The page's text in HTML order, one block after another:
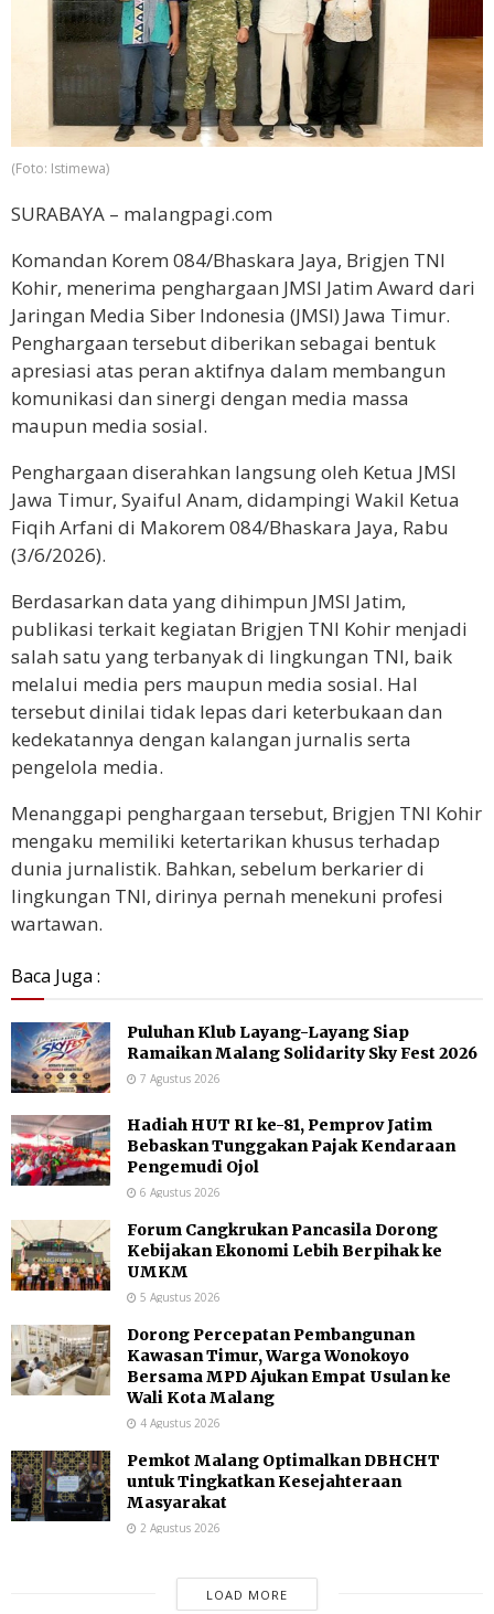
(Foto: Istimewa)
SURABAYA – malangpagi.com
Komandan Korem 084/Bhaskara Jaya, Brigjen TNI
Kohir, menerima penghargaan JMSI Jatim Award dari
Jaringan Media Siber Indonesia (JMSI) Jawa Timur.
Penghargaan tersebut diberikan sebagai bentuk
apresiasi atas peran aktifnya dalam membangun
komunikasi dan sinergi dengan media massa
maupun media sosial.
Penghargaan diserahkan langsung oleh Ketua JMSI
Jawa Timur, Syaiful Anam, didampingi Wakil Ketua
Fiqih Arfani di Makorem 084/Bhaskara Jaya, Rabu
(3/6/2026).
Berdasarkan data yang dihimpun JMSI Jatim,
publikasi terkait kegiatan Brigjen TNI Kohir menjadi
salah satu yang terbanyak di lingkungan TNI, baik
melalui media pers maupun media sosial. Hal
tersebut dinilai tidak lepas dari keterbukaan dan
kedekatannya dengan kalangan jurnalis serta
pengelola media.
Menanggapi penghargaan tersebut, Brigjen TNI Kohir
mengaku memiliki ketertarikan khusus terhadap
dunia jurnalistik. Bahkan, sebelum berkarier di
lingkungan TNI, dirinya pernah menekuni profesi
wartawan.
Baca Juga :
Puluhan Klub Layang-Layang Siap
Ramaikan Malang Solidarity Sky Fest 2026
7 Agustus 2026
Hadiah HUT RI ke-81, Pemprov Jatim
Bebaskan Tunggakan Pajak Kendaraan
Pengemudi Ojol
6 Agustus 2026
Forum Cangkrukan Pancasila Dorong
Kebijakan Ekonomi Lebih Berpihak ke
UMKM
5 Agustus 2026
Dorong Percepatan Pembangunan
Kawasan Timur, Warga Wonokoyo
Bersama MPD Ajukan Empat Usulan ke
Wali Kota Malang
4 Agustus 2026
Pemkot Malang Optimalkan DBHCHT
untuk Tingkatkan Kesejahteraan
Masyarakat
2 Agustus 2026
LOAD MORE